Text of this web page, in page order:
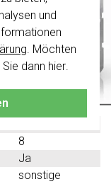
und
. Möchten
dann hier.
Wert
Aufputzgehäuse
Aluminium
8
Ja
sonstige